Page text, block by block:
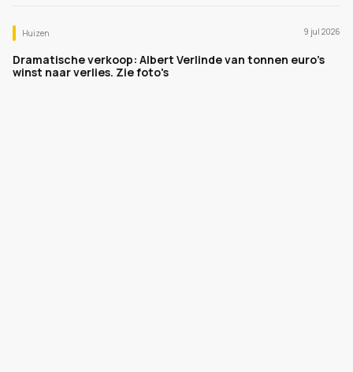
Huizen 9 jul 2026
Dramatische verkoop: Albert Verlinde van tonnen euro's
winst naar verlies. Zie foto's